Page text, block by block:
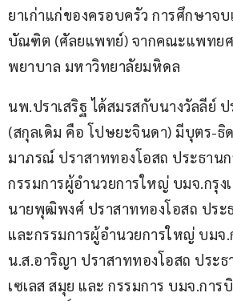
ยาเก่าแก่ของครอบครัว การศึกษาจ
บัณฑิต (ศัลยแพทย์) จากคณะแพทยศ
พยาบาล มหาวิทยาลัยมหิดล
นพ.ปราเสริฐ ได้สมรสกับนางวัลลีย์
(สกุลเดิม คือ โปษยะจินดา) มีบุตร-
มาภรณ์ ปราสาททองโอสถ ประธาน
กรรมการผู้อำนวยการใหญ่ บมจ.กรุง
นายพุฒิพงศ์ ปราสาททองโอสถ ปร
และกรรมการผู้อำนวยการใหญ่ บมจ
น.ส.อาริญา ปราสาททองโอสถ ประ
เซเลส สมุย และ กรรมการ บมจ.การ